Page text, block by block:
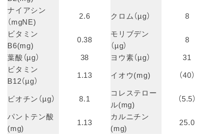
ナイアシン
（mgNE)
2.6 クロム（µg）
8
ビタミン
B6(mg)
0.38
モリブデン
（µg）
8
葉酸（µg）
38 ヨウ素（µg）
31
ビタミン
B12（µg）
1.13 イオウ(mg) （40）
ビオチン（µg） 8.1
コレステロー
ル(mg)
（5.5）
パントテン酸
(mg)
1.13
カルニチン
(mg)
25.0